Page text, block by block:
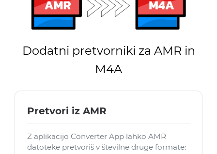
Dodatni pretvorniki za AMR in
M4A
Pretvori iz AMR
Z aplikacijo Converter App lahko AMR
datoteke pretvoriš v številne druge formate: